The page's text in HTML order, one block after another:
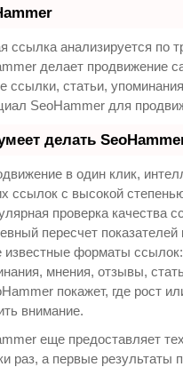
ссылка анализируется по
делает продвижение
ссылки, статьи,
SeoHammer для
делать
в один клик,
ссылок с высокой
проверка качества
пересчет показателей
форматы
мнения, отзывы,
покажет, где рост
внимание.
еще предоставляет
раз, а первые результаты